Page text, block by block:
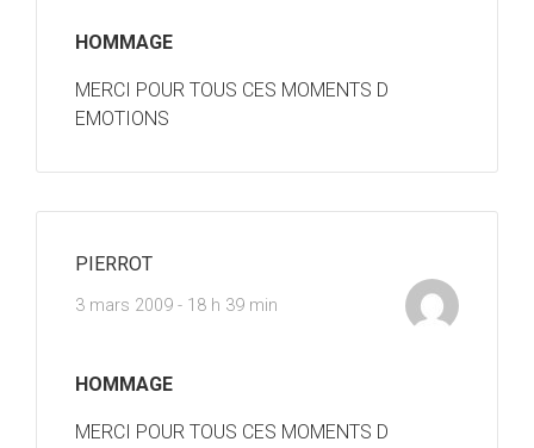
HOMMAGE
MERCI POUR TOUS CES MOMENTS D
EMOTIONS
PIERROT
3 mars 2009 - 18 h 39 min
HOMMAGE
MERCI POUR TOUS CES MOMENTS D